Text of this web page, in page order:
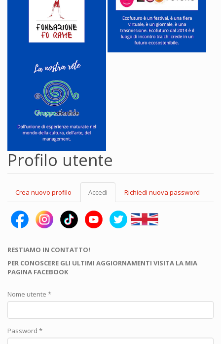
Profilo utente
primarie
Crea nuovo profilo Accedi (scheda
attiva)
Richiedi nuova password
RESTIAMO IN CONTATTO!
PER CONOSCERE GLI ULTIMI AGGIORNAMENTI VISITA LA MIA
PAGINA FACEBOOK
Nome utente *
Password *